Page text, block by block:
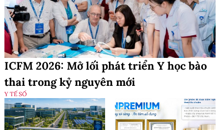
ICFM 2026: Mở lối phát triển Y học bào
thai trong kỷ nguyên mới
Y TẾ SỐ